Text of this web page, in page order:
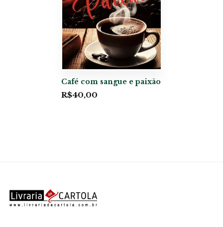
Café com sangue e paixão
R$40,00